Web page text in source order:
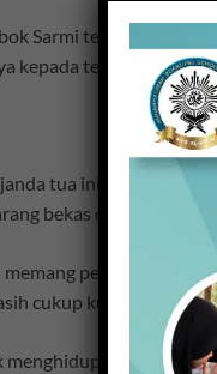
Sarmi tetap tak bisa
kepada tetangga
tua ini biasanya
bekas dari lain
pekerja keras.
cukup kuat bekerja